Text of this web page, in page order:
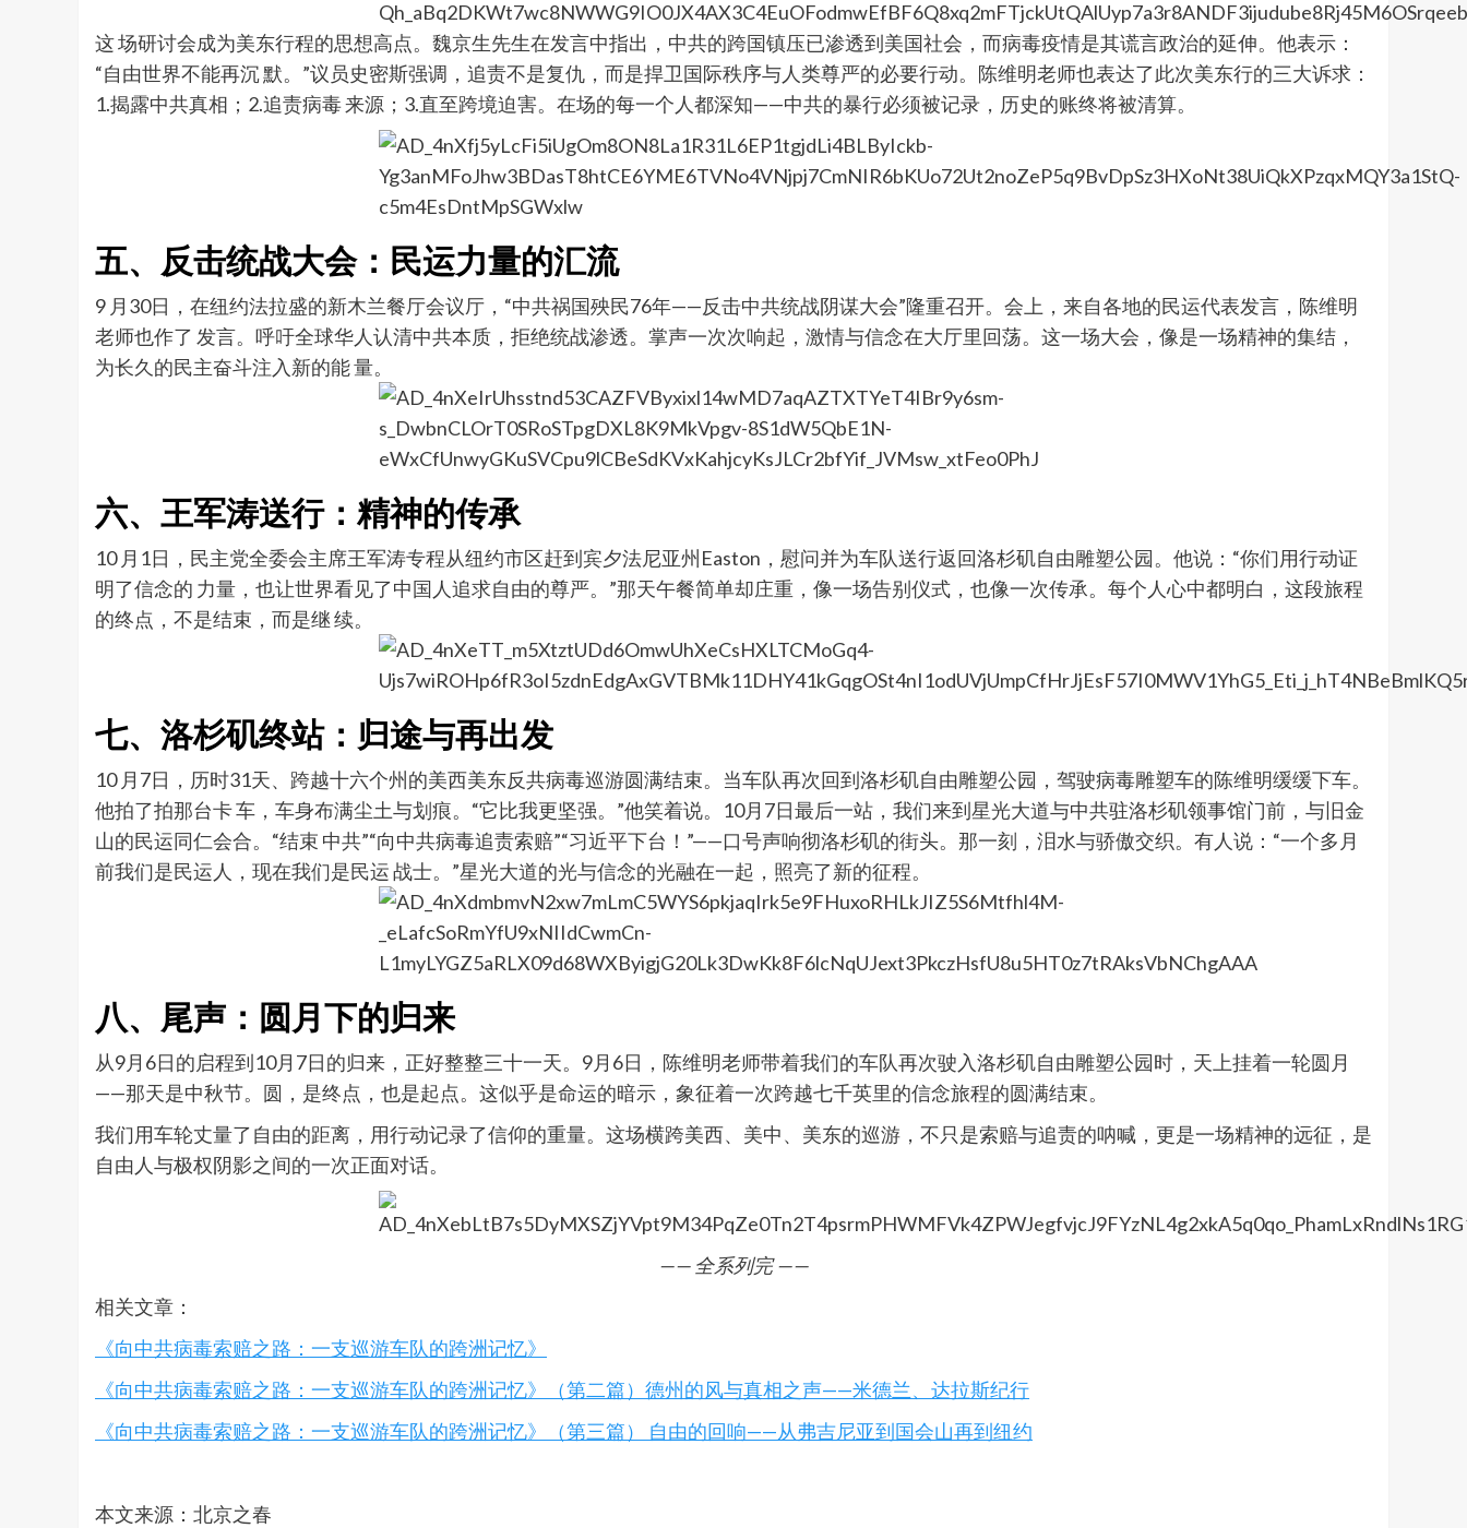
这 场研讨会成为美东行程的思想高点。魏京生先生在发言中指出，中共的跨国镇压已渗透到美国社会，而病毒疫情是其谎言政治的延伸。他表示：
“自由世界不能再沉 默。”议员史密斯强调，追责不是复仇，而是捍卫国际秩序与人类尊严的必要行动。陈维明老师也表达了此次美东行的三大诉求：
1.揭露中共真相；2.追责病毒 来源；3.直至跨境迫害。在场的每一个人都深知——中共的暴行必须被记录，历史的账终将被清算。
五、反击统战大会：民运力量的汇流
9 月30日，在纽约法拉盛的新木兰餐厅会议厅，“中共祸国殃民76年——反击中共统战阴谋大会”隆重召开。会上，来自各地的民运代表发言，陈维明
老师也作了 发言。呼吁全球华人认清中共本质，拒绝统战渗透。掌声一次次响起，激情与信念在大厅里回荡。这一场大会，像是一场精神的集结，
为长久的民主奋斗注入新的能 量。
六、王军涛送行：精神的传承
10 月1日，民主党全委会主席王军涛专程从纽约市区赶到宾夕法尼亚州Easton，慰问并为车队送行返回洛杉矶自由雕塑公园。他说：“你们用行动证
明了信念的 力量，也让世界看见了中国人追求自由的尊严。”那天午餐简单却庄重，像一场告别仪式，也像一次传承。每个人心中都明白，这段旅程
的终点，不是结束，而是继 续。
七、洛杉矶终站：归途与再出发
10 月7日，历时31天、跨越十六个州的美西美东反共病毒巡游圆满结束。当车队再次回到洛杉矶自由雕塑公园，驾驶病毒雕塑车的陈维明缓缓下车。
他拍了拍那台卡 车，车身布满尘土与划痕。“它比我更坚强。”他笑着说。10月7日最后一站，我们来到星光大道与中共驻洛杉矶领事馆门前，与旧金
山的民运同仁会合。“结束 中共”“向中共病毒追责索赔”“习近平下台！”——口号声响彻洛杉矶的街头。那一刻，泪水与骄傲交织。有人说：“一个多月
前我们是民运人，现在我们是民运 战士。”星光大道的光与信念的光融在一起，照亮了新的征程。
八、尾声：圆月下的归来
从9月6日的启程到10月7日的归来，正好整整三十一天。9月6日，陈维明老师带着我们的车队再次驶入洛杉矶自由雕塑公园时，天上挂着一轮圆月
——那天是中秋节。圆，是终点，也是起点。这似乎是命运的暗示，象征着一次跨越七千英里的信念旅程的圆满结束。
我们用车轮丈量了自由的距离，用行动记录了信仰的重量。这场横跨美西、美中、美东的巡游，不只是索赔与追责的呐喊，更是一场精神的远征，是
自由人与极权阴影之间的一次正面对话。
—— 全系列完 ——
相关文章：
《向中共病毒索赔之路：一支巡游车队的跨洲记忆》
《向中共病毒索赔之路：一支巡游车队的跨洲记忆》（第二篇）德州的风与真相之声——米德兰、达拉斯纪行
《向中共病毒索赔之路：一支巡游车队的跨洲记忆》（第三篇） 自由的回响——从弗吉尼亚到国会山再到纽约
本文来源：北京之春